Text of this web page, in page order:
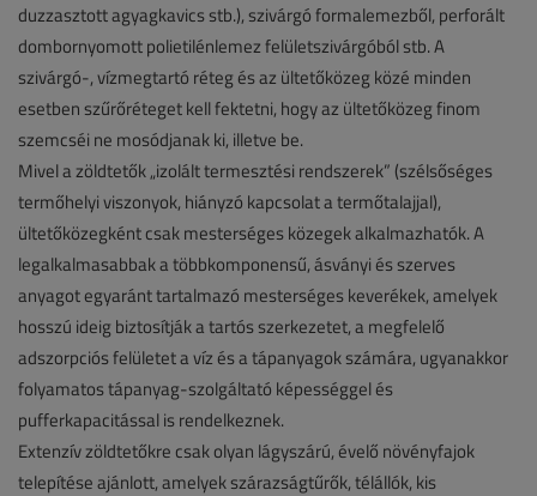
duzzasztott agyagkavics stb.), szivárgó formalemezből, perforált
dombornyomott polietilénlemez felületszivárgóból stb. A
szivárgó-, vízmegtartó réteg és az ültetőközeg közé minden
esetben szűrőréteget kell fektetni, hogy az ültetőközeg finom
szemcséi ne mosódjanak ki, illetve be.
Mivel a zöldtetők „izolált termesztési rendszerek” (szélsőséges
termőhelyi viszonyok, hiányzó kapcsolat a termőtalajjal),
ültetőközegként csak mesterséges közegek alkalmazhatók. A
legalkalmasabbak a többkomponensű, ásványi és szerves
anyagot egyaránt tartalmazó mesterséges keverékek, amelyek
hosszú ideig biztosítják a tartós szerkezetet, a megfelelő
adszorpciós felületet a víz és a tápanyagok számára, ugyanakkor
folyamatos tápanyag-szolgáltató képességgel és
pufferkapacitással is rendelkeznek.
Extenzív zöldtetőkre csak olyan lágyszárú, évelő növényfajok
telepítése ajánlott, amelyek szárazságtűrők, télállók, kis